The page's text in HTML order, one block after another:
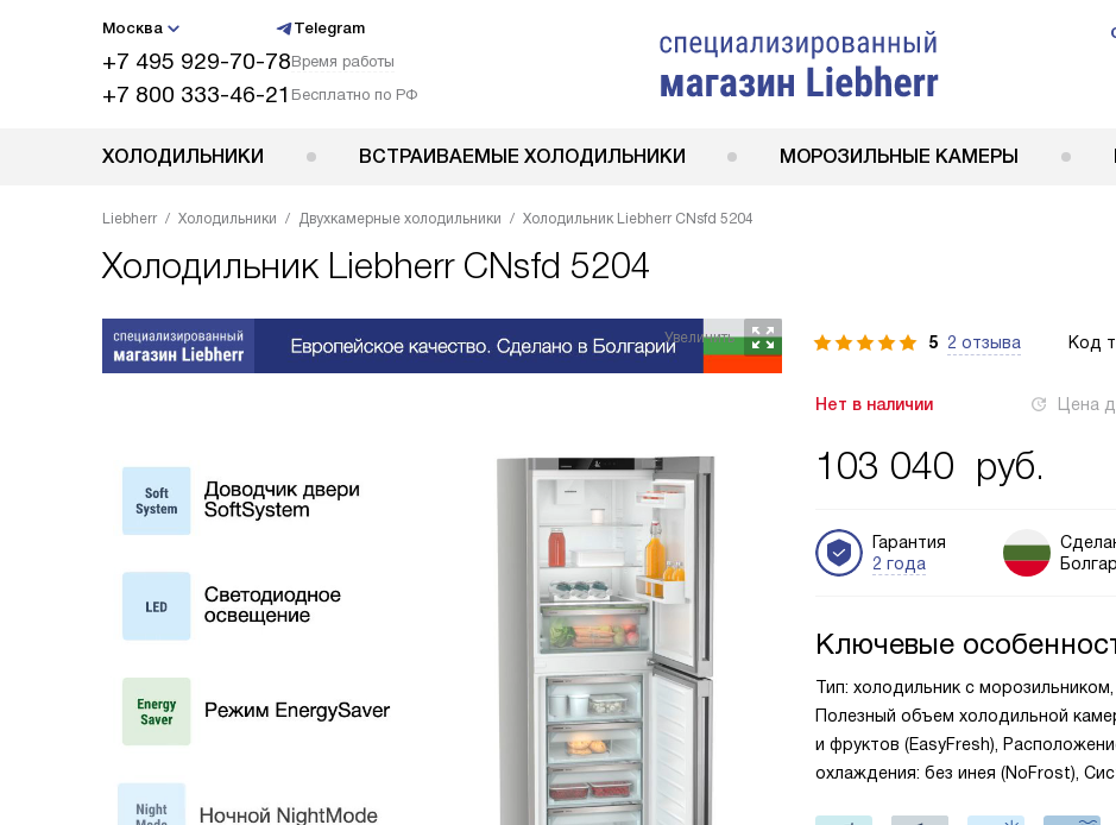
Москва Telegram
+7 495 929-70-78Время работы
+7 800 333-46-21 Бесплатно по РФ
ХОЛОДИЛЬНИКИ ВСТРАИВАЕМЫЕ ХОЛОДИЛЬНИКИ МОРОЗИЛЬНЫЕ КАМЕРЫ
Liebherr Холодильники Двухкамерные холодильники Холодильник Liebherr CNsfd 5204
Холодильник Liebherr CNsfd 5204
5 2 отзыва Код
Нет в наличии Цена
103 040 руб.
Гарантия
2 года
Ключевые
Тип: холодильник с
Полезный объем холодильной
и фруктов (EasyFresh),
охлаждения: без инея (NoFrost),